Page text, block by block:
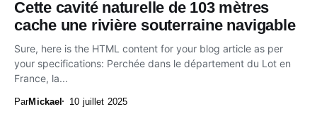
Cette cavité naturelle de 103 mètres
cache une rivière souterraine navigable
Sure, here is the HTML content for your blog article as per
your specifications: Perchée dans le département du Lot en
France, la...
ParMickael 10 juillet 2025